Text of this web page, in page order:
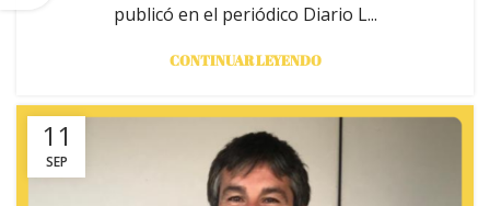
publicó en el periódico Diario L...
CONTINUAR LEYENDO
11
SEP